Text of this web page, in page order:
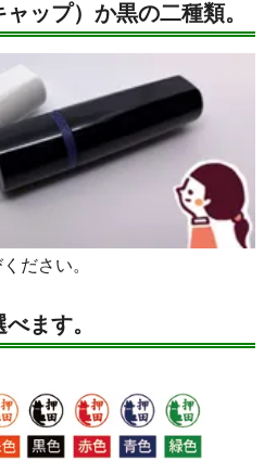
ップ）か黒の二種類。
ださい。
ます。